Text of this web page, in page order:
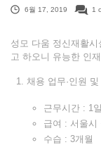
6월 17, 2019 1
성모 다움 정신재활
고 하오니 유능한 인
채용 업무·인원
근무시간 : 1
급여 : 서울시
수습 : 3개월